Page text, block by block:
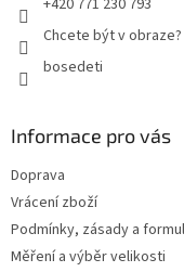
+420 771 230 793
Chcete být v
bosedeti
Informace pro vás
Doprava
Vrácení zboží
Podmínky, zásady a
Měření a výběr velikosti